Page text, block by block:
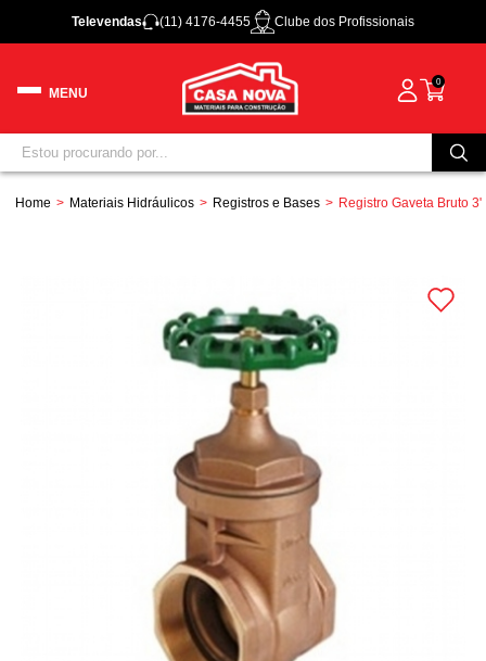
Televendas (11) 4176-4455 Clube dos Profissionais
0
Home Materiais Hidráulicos Registros e Bases Registro Gaveta Bruto